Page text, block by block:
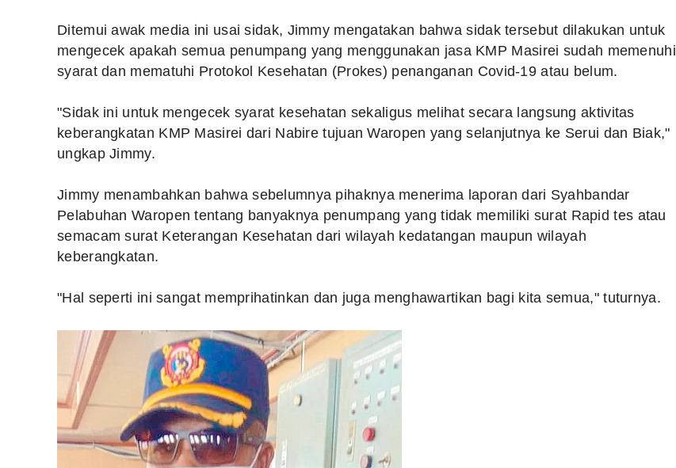
Ditemui awak media ini usai sidak, Jimmy mengatakan bahwa sidak tersebut dilakukan untuk
mengecek apakah semua penumpang yang menggunakan jasa KMP Masirei sudah memenuhi
syarat dan mematuhi Protokol Kesehatan (Prokes) penanganan Covid-19 atau belum.
"Sidak ini untuk mengecek syarat kesehatan sekaligus melihat secara langsung aktivitas
keberangkatan KMP Masirei dari Nabire tujuan Waropen yang selanjutnya ke Serui dan Biak,"
ungkap Jimmy.
Jimmy menambahkan bahwa sebelumnya pihaknya menerima laporan dari Syahbandar
Pelabuhan Waropen tentang banyaknya penumpang yang tidak memiliki surat Rapid tes atau
semacam surat Keterangan Kesehatan dari wilayah kedatangan maupun wilayah
keberangkatan.
"Hal seperti ini sangat memprihatinkan dan juga menghawartikan bagi kita semua," tuturnya.